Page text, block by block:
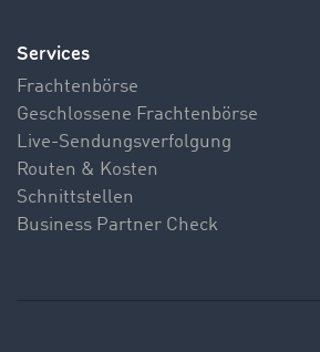
Services
Frachtenbörse
Geschlossene Frachtenbörse
Live-Sendungsverfolgung
Routen & Kosten
Schnittstellen
Business Partner Check